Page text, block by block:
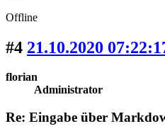
Offline
#4 21.10.2020
florian
Administrator
Re: Eingabe über